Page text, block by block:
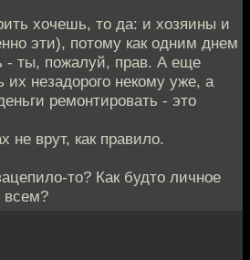
хочешь, то да: и хозяины и
эти), потому как одним днем
- ты, пожалуй, прав. А еще
их незадорого некому уже, а
ремонтировать - это
не врут, как правило.
то? Как будто личное
всем?